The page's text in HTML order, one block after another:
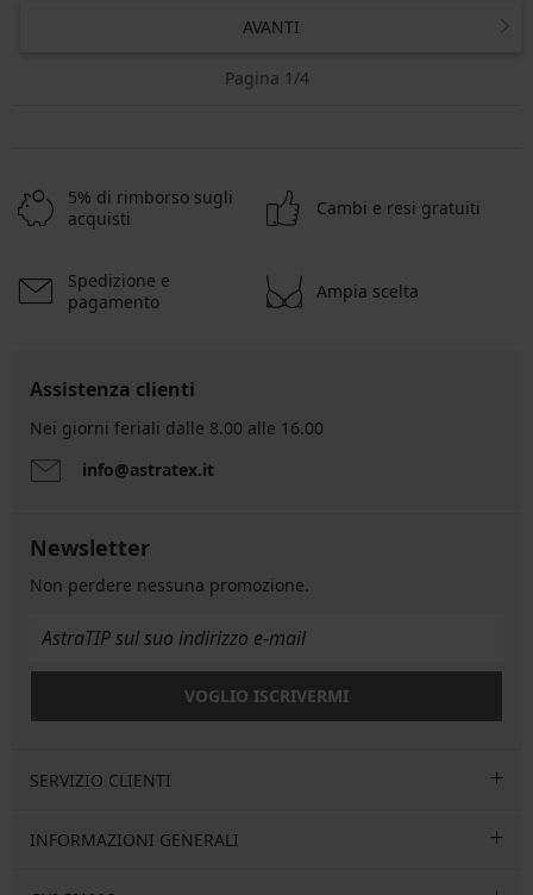
AVANTI
Pagina 1/4
5% di rimborso sugli
acquisti
Cambi e resi gratuiti
Spedizione e
pagamento
Ampia scelta
Assistenza clienti
Nei giorni feriali dalle 8.00 alle 16.00
info@astratex.it
Newsletter
Non perdere nessuna promozione.
VOGLIO ISCRIVERMI
SERVIZIO CLIENTI
INFORMAZIONI GENERALI